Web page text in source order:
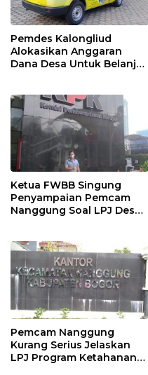
Pemdes Kalongliud
Alokasikan Anggaran
Dana Desa Untuk Belanja
Ketua FWBB Singung
Penyampaian Pemcam
Nanggung Soal LPJ Desa
Pemcam Nanggung
Kurang Serius Jelaskan
LPJ Program Ketahanan